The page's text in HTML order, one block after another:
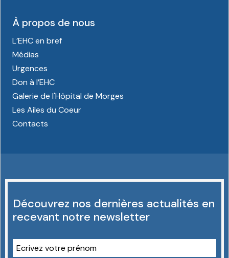
À propos de nous
L’EHC en bref
Médias
Urgences
Don à l’EHC
Galerie de l'Hôpital de Morges
Les Ailes du Coeur
Contacts
Découvrez nos dernières actualités en
recevant notre newsletter